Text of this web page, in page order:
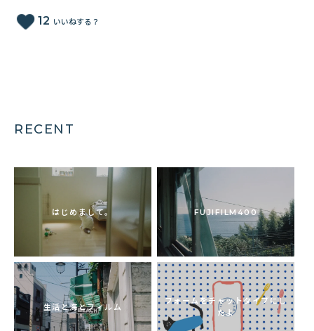
favorite 12 いいねする？
RECENT
はじめまして。 FUJIFILM400
生活と海とフィルム
フォームをチャットタイプにし
たよ